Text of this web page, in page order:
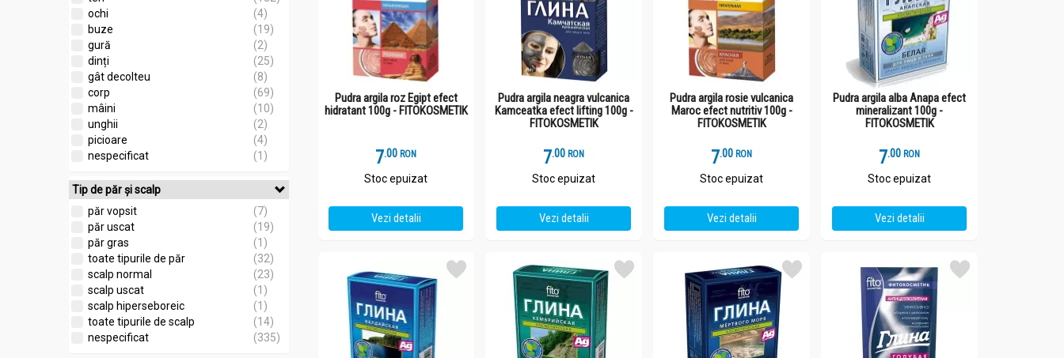
ochi
(4)
buze
(19)
gură
(2)
dinți
(25)
gât decolteu
(8)
corp
(69)
mâini
(10)
unghii
(2)
picioare
(4)
nespecificat
(1)
Tip de păr și scalp
păr vopsit
(7)
păr uscat
(19)
păr gras
(1)
toate tipurile de păr
(32)
scalp normal
(23)
scalp uscat
(1)
scalp hiperseboreic
(1)
toate tipurile de scalp
(14)
nespecificat
(335)
Pudra argila roz Egipt efect
hidratant 100g - FITOKOSMETIK
7.0 RON
Stoc epuizat
Vezi detalii
Pudra argila neagra vulcanica
Kamceatka efect lifting 100g -
FITOKOSMETIK
7.0 RON
Stoc epuizat
Vezi detalii
Pudra argila rosie vulcanica
Maroc efect nutritiv 100g -
FITOKOSMETIK
7.0 RON
Stoc epuizat
Vezi detalii
Pudra argila alba Anapa efect
mineralizant 100g -
FITOKOSMETIK
7.0 RON
Stoc epuizat
Vezi detalii